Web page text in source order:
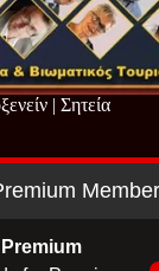
| Σητεία
Business |